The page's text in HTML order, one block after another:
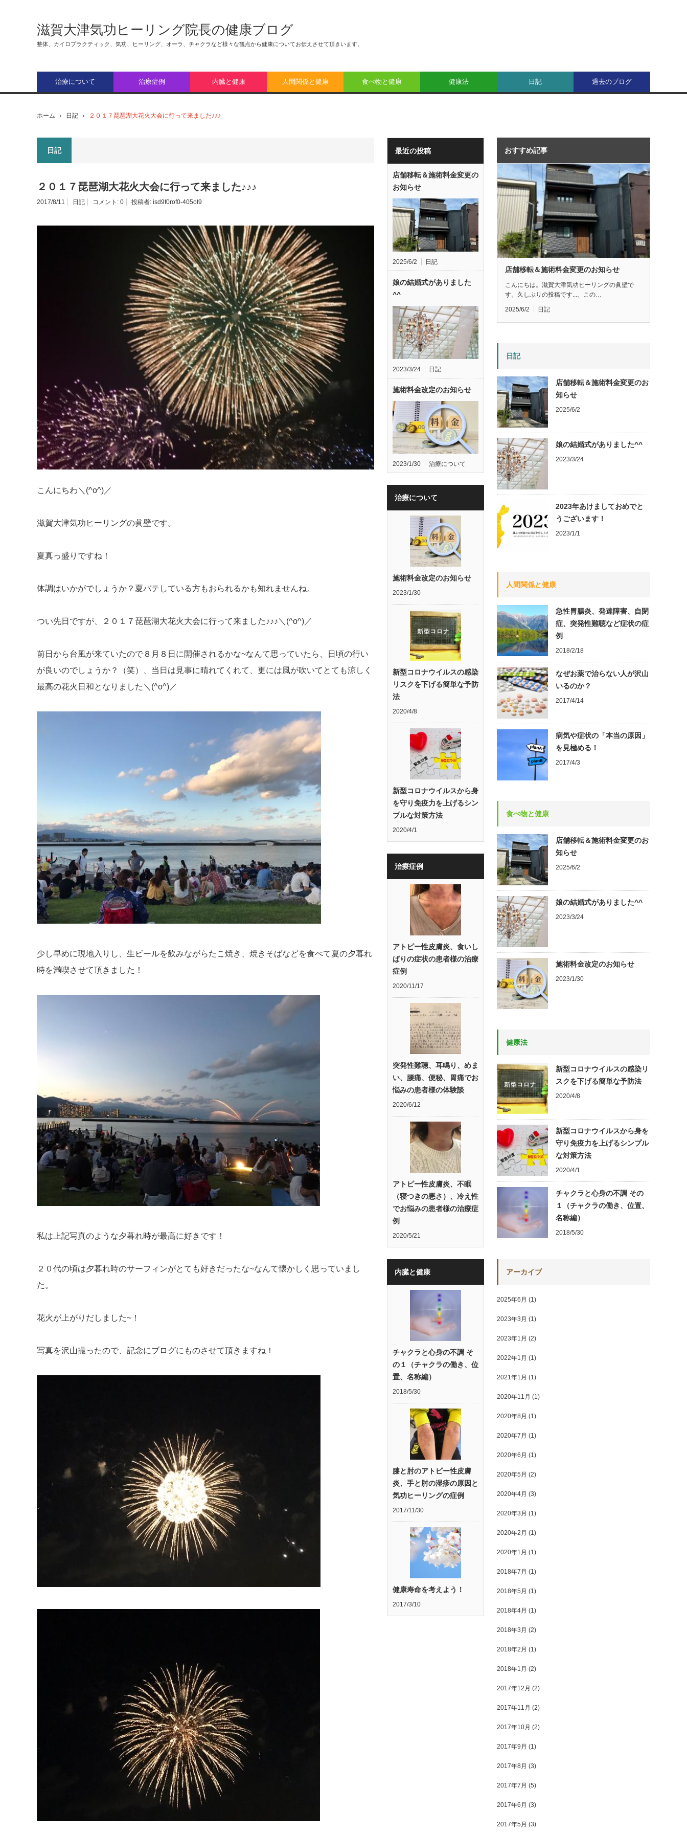
滋賀大津気功ヒーリング院長の健康ブログ
整体、カイロプラクティック、気功、ヒーリング、オーラ、チャクラなど様々な観点から健康についてお伝えさせて頂きいます。
治療について 治療症例 内臓と健康 人間関係と健康 食べ物と健康 健康法 日記 過去のブログ
ホーム 日記 ２０１７琵琶湖大花火大会に行って来ました♪♪♪
日記
２０１７琵琶湖大花火大会に行って来ました♪♪♪
2017/8/11 日記 コメント: 0 投稿者: isd9f0rof0-405ot9
こんにちわ＼(^o^)／
滋賀大津気功ヒーリングの眞壁です。
夏真っ盛りですね！
体調はいかがでしょうか？夏バテしている方もおられるかも知れませんね。
つい先日ですが、２０１７琵琶湖大花火大会に行って来ました♪♪♪＼(^o^)／
前日から台風が来ていたので８月８日に開催されるかな~なんて思っていたら、日頃の行い
が良いのでしょうか？（笑）、当日は見事に晴れてくれて、更には風が吹いてとても涼しく
最高の花火日和となりました＼(^o^)／
少し早めに現地入りし、生ビールを飲みながらたこ焼き、焼きそばなどを食べて夏の夕暮れ
時を満喫させて頂きました！
私は上記写真のような夕暮れ時が最高に好きです！
２０代の頃は夕暮れ時のサーフィンがとても好きだったな~なんて懐かしく思っていまし
た。
花火が上がりだしました~！
写真を沢山撮ったので、記念にブログにものさせて頂きますね！
最近の投稿
店舗移転＆施術料金変更の
お知らせ
2025/6/2 日記
娘の結婚式がありました
^^
2023/3/24 日記
施術料金改定のお知らせ
2023/1/30 治療について
治療について
施術料金改定のお知らせ
2023/1/30
新型コロナウイルスの感染
リスクを下げる簡単な予防
法
2020/4/8
新型コロナウイルスから身
を守り免疫力を上げるシン
プルな対策方法
2020/4/1
治療症例
アトピー性皮膚炎、食いし
ばりの症状の患者様の治療
症例
2020/11/17
突発性難聴、耳鳴り、めま
い、腰痛、便秘、胃痛でお
悩みの患者様の体験談
2020/6/12
アトピー性皮膚炎、不眠
（寝つきの悪さ）、冷え性
でお悩みの患者様の治療症
例
2020/5/21
内臓と健康
チャクラと心身の不調 そ
の１（チャクラの働き、位
置、名称編）
2018/5/30
膝と肘のアトピー性皮膚
炎、手と肘の湿疹の原因と
気功ヒーリングの症例
2017/11/30
健康寿命を考えよう！
2017/3/10
おすすめ記事
店舗移転＆施術料金変更のお知らせ
こんにちは。滋賀大津気功ヒーリングの眞壁で
す。久しぶりの投稿です...。この…
2025/6/2 日記
日記
店舗移転＆施術料金変更のお
知らせ
2025/6/2
娘の結婚式がありました^^
2023/3/24
2023年あけましておめでと
うございます！
2023/1/1
人間関係と健康
急性胃腸炎、発達障害、自閉
症、突発性難聴など症状の症
例
2018/2/18
なぜお薬で治らない人が沢山
いるのか？
2017/4/14
病気や症状の「本当の原因」
を見極める！
2017/4/3
食べ物と健康
店舗移転＆施術料金変更のお
知らせ
2025/6/2
娘の結婚式がありました^^
2023/3/24
施術料金改定のお知らせ
2023/1/30
健康法
新型コロナウイルスの感染リ
スクを下げる簡単な予防法
2020/4/8
新型コロナウイルスから身を
守り免疫力を上げるシンプル
な対策方法
2020/4/1
チャクラと心身の不調 その
１（チャクラの働き、位置、
名称編）
2018/5/30
アーカイブ
2025年6月 (1)
2023年3月 (1)
2023年1月 (2)
2022年1月 (1)
2021年1月 (1)
2020年11月 (1)
2020年8月 (1)
2020年7月 (1)
2020年6月 (1)
2020年5月 (2)
2020年4月 (3)
2020年3月 (1)
2020年2月 (1)
2020年1月 (1)
2018年7月 (1)
2018年5月 (1)
2018年4月 (1)
2018年3月 (2)
2018年2月 (1)
2018年1月 (2)
2017年12月 (2)
2017年11月 (2)
2017年10月 (2)
2017年9月 (1)
2017年8月 (3)
2017年7月 (5)
2017年6月 (3)
2017年5月 (3)